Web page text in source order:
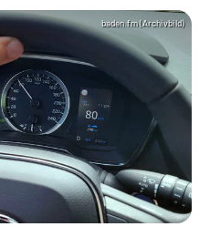
baden.fm (Archivbild)